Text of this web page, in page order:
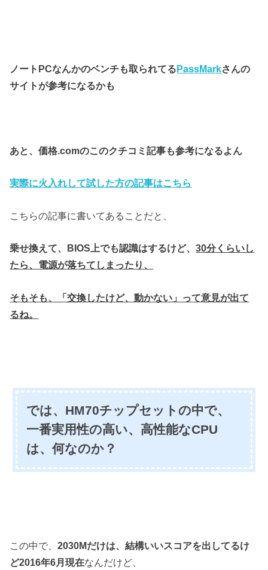
ノートPCなんかのベンチも取られてる PassMarkさんの
サイトが参考になるかも
あと、価格.comのこのクチコミ記事も参考になるよん
実際に火入れして試した方の記事はこちら
こちらの記事に書いてあることだと、
乗せ換えて、BIOS上でも認識はするけど、30分くらいし
たら、電源が落ちてしまったり、
そもそも、「交換したけど、動かない」って意見が出て
るね。
では、HM70チップセットの中で、
一番実用性の高い、高性能なCPU
は、何なのか？
この中で、2030Mだけは、結構いいスコアを出してるけ
ど2016年6月現在なんだけど、